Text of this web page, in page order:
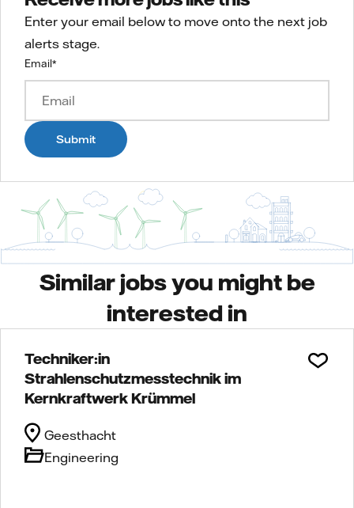
Enter your email below to move onto the next job
alerts stage.
Email*
Submit
Similar jobs you might be
interested in
Techniker:in
Strahlenschutzmesstechnik im
Kernkraftwerk Krümmel
Engineering
Geesthacht